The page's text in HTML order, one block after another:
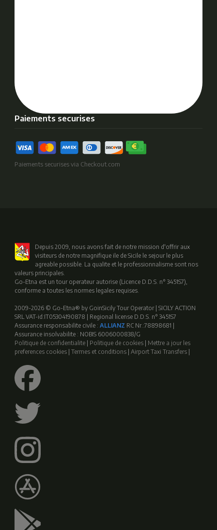
Paiements securises
Paiements securises via Checkout.com
Depuis 2009, nous avons fait de notre mission d'offrir aux
visiteurs de notre magnifique ile de Sicile le sejour le plus
agreable possible. La qualite et le professionnalisme sont nos
valeurs principales.
Go-Etna est un tour operateur autorise (Licence D.D.S. n° 3451S7),
conforme a toutes les normes legales requises.
2009-2026 © Go-Etna® by GoinSicily Tour Operator | SICILY ACTION
SRL VAT-id:IT05304190878 | Regional license D.D.S. n° 3451S7
Assurance responsabilite civile : ALLIANZ RC Nr.:78898681 |
Assurance insolvabilite : NOBIS 6006000838/G
Politique de confidentialite
Politique de cookies
Mettre a jour les
preferences cookies Termes et conditions Airport Taxi Transfers